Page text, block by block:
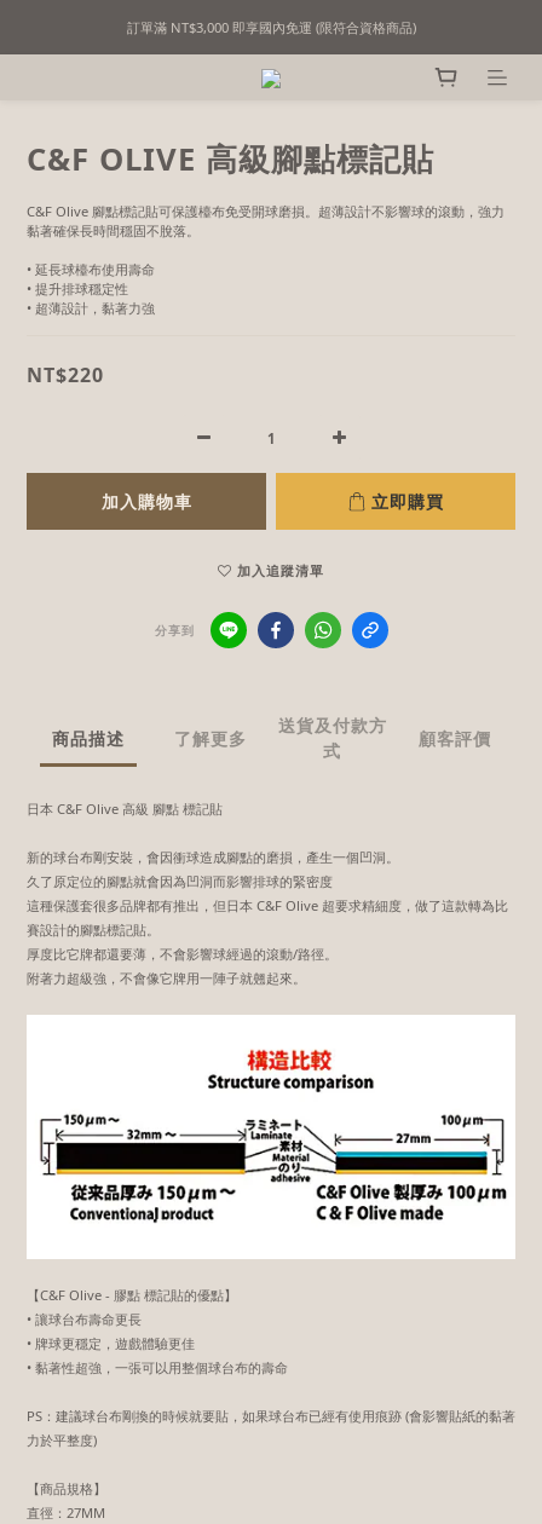
精選撞球用品｜用心挑選，只為懂行的你！
訂單滿 NT$3,000 即享國內免運 (限符合資格商品)
精選撞球用品｜用心挑選，只為懂行的你！
C&F OLIVE 高級腳點標記貼
C&F Olive 腳點標記貼可保護檯布免受開球磨損。超薄設計不影響球的滾動，強力
黏著確保長時間穩固不脫落。
• 延長球檯布使用壽命
• 提升排球穩定性
• 超薄設計，黏著力強
NT$220
加入購物車 立即購買
加入追蹤清單
分享到
商品描述 了解更多
送貨及付款方
式
顧客評價
日本 C&F Olive 高級 腳點 標記貼
新的球台布剛安裝，會因衝球造成腳點的磨損，產生一個凹洞。
久了原定位的腳點就會因為凹洞而影響排球的緊密度
這種保護套很多品牌都有推出，但日本 C&F Olive 超要求精細度，做了這款轉為比
賽設計的腳點標記貼。
厚度比它牌都還要薄，不會影響球經過的滾動/路徑。
附著力超級強，不會像它牌用一陣子就翹起來。
【C&F Olive - 膠點 標記貼的優點】
• 讓球台布壽命更長
• 牌球更穩定，遊戲體驗更佳
• 黏著性超強，一張可以用整個球台布的壽命
PS：建議球台布剛換的時候就要貼，如果球台布已經有使用痕跡 (會影響貼紙的黏著
力於平整度)
【商品規格】
直徑：27MM